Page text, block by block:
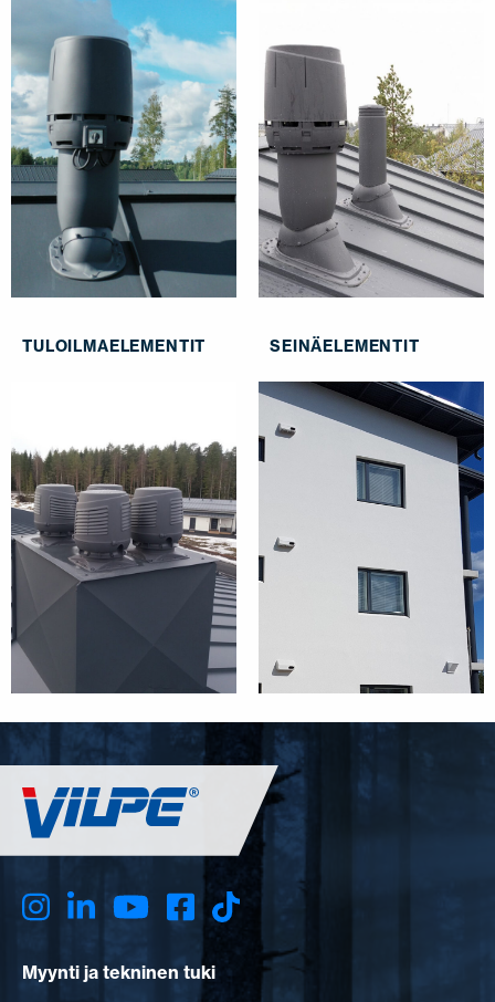
JÄLLEENMYYJÄT
EN FI PL SV SV-FI LT LV
TULOILMAELEMENTIT SEINÄELEMENTIT
Myynti ja tekninen tuki